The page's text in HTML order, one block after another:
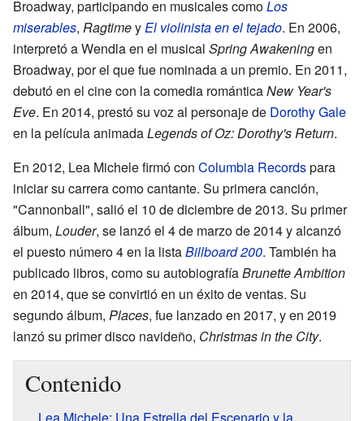
Broadway, participando en musicales comoLos
miserables, RagtimeyEl violinista en el tejado. En 2006,
interpretó a Wendla en el musical Spring Awakeningen
Broadway, por el que fue nominada a un premio. En 2011,
debutó en el cine con la comedia románticaNew Year's
Eve. En 2014, prestó su voz al personaje de Dorothy Gale
en la película animadaLegends of Oz: Dorothy's Return.
En 2012, Lea Michele firmó con Columbia Recordspara
iniciar su carrera como cantante. Su primera canción,
"Cannonball", salió el 10 de diciembre de 2013. Su primer
álbum, Louder, se lanzó el 4 de marzo de 2014 y alcanzó
el puesto número 4 en la listaBillboard 200. También ha
publicado libros, como su autobiografíaBrunette Ambition
en 2014, que se convirtió en un éxito de ventas. Su
segundo álbum, Places, fue lanzado en 2017, y en 2019
lanzó su primer disco navideño, Christmas in the City.
Contenido
Lea Michele: Una Estrella del Escenario y la